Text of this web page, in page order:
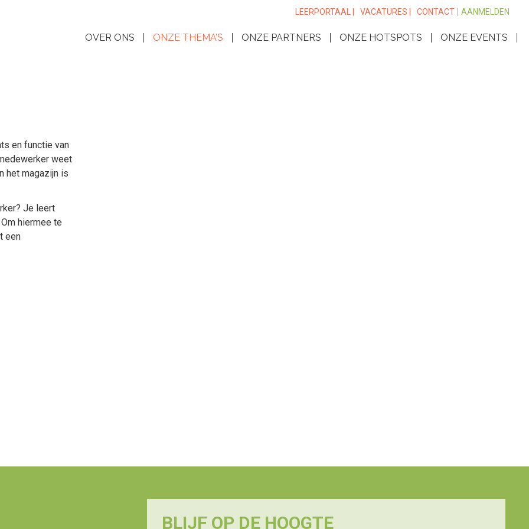
LEERPORTAAL | VACATURES | CONTACT AANMELDEN
OVER ONS ONZE THEMA’S ONZE PARTNERS ONZE HOTSPOTS ONZE EVENTS
en functie van
weet
het magazijn is
Je leert
hiermee te
een
BLIJF OP DE HOOGTE